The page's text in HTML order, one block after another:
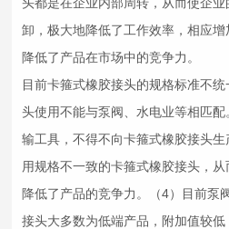
卸，极大地降低了工作效率，相应
降低了产品在市场中的竞争力
目前卡箍式橡胶接头的规格标准不
头使用不能与泵阀、水电业等相匹
输工具，不得不向卡箍式橡胶接头生
用规格不一致的卡箍式橡胶接头，从
降低了产品的竞争力。（4）目前泵
接头大多数为低端产品，附加值较